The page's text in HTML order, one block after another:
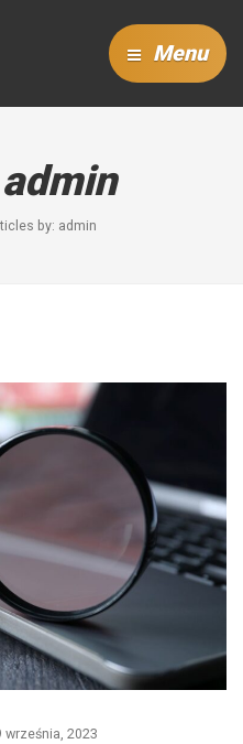
Menu
admin
by: admin
września, 2023